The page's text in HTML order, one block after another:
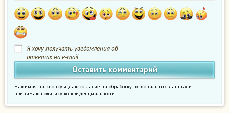
Я хочу получать уведомления об
ответах на e-mail
Нажимая на кнопку я даю согласие на обработку персональных данных и
принимаю политику конфиденциальности.